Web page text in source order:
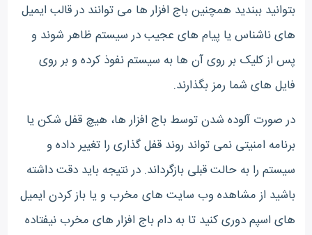
بتوانید ببندید همچنین باج افزار ها می توانند در قالب ایمیل
های ناشناس یا پیام های عجیب در سیستم ظاهر شوند و
پس از کلیک بر روی آن ها به سیستم نفوذ کرده و بر روی
فایل های شما رمز بگذارند.
در صورت آلوده شدن توسط باج افزار ها، هیچ قفل شکن یا
برنامه امنیتی نمی تواند روند قفل گذاری را تغییر داده و
سیستم را به حالت قبلی بازگرداند. در نتیجه باید دقت داشته
باشید از مشاهده وب سایت های مخرب و یا باز کردن ایمیل
های اسپم دوری کنید تا به دام باج افزار های مخرب نیفتاده